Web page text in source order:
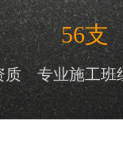
质
56支
专业施工班